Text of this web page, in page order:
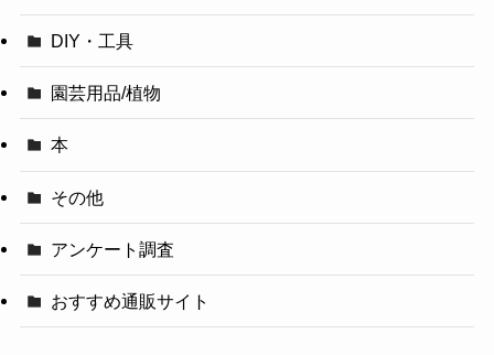
DIY・工具
園芸用品/植物
本
その他
アンケート調査
おすすめ通販サイト